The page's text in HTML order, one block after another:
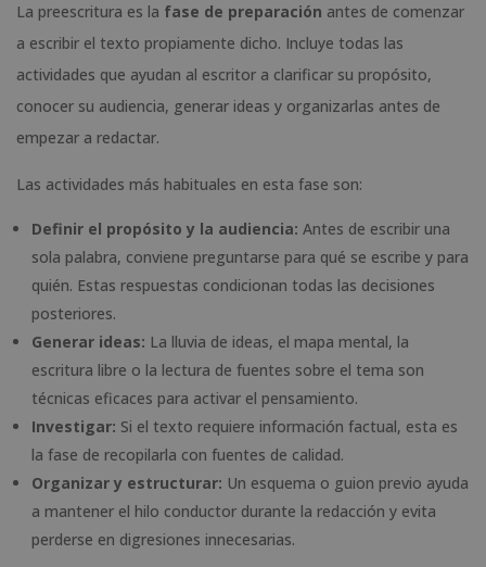
La preescritura es la fase de preparación antes de comenzar
a escribir el texto propiamente dicho. Incluye todas las
actividades que ayudan al escritor a clarificar su propósito,
conocer su audiencia, generar ideas y organizarlas antes de
empezar a redactar.
Las actividades más habituales en esta fase son:
Definir el propósito y la audiencia: Antes de escribir una
sola palabra, conviene preguntarse para qué se escribe y para
quién. Estas respuestas condicionan todas las decisiones
posteriores.
Generar ideas: La lluvia de ideas, el mapa mental, la
escritura libre o la lectura de fuentes sobre el tema son
técnicas eficaces para activar el pensamiento.
Investigar: Si el texto requiere información factual, esta es
la fase de recopilarla con fuentes de calidad.
Organizar y estructurar: Un esquema o guion previo ayuda
a mantener el hilo conductor durante la redacción y evita
perderse en digresiones innecesarias.